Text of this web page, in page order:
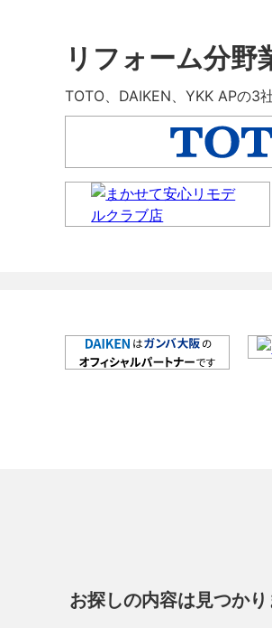
リフォーム分野
TOTO、DAIKEN、YKK APの3
お探しの内容は見つかり